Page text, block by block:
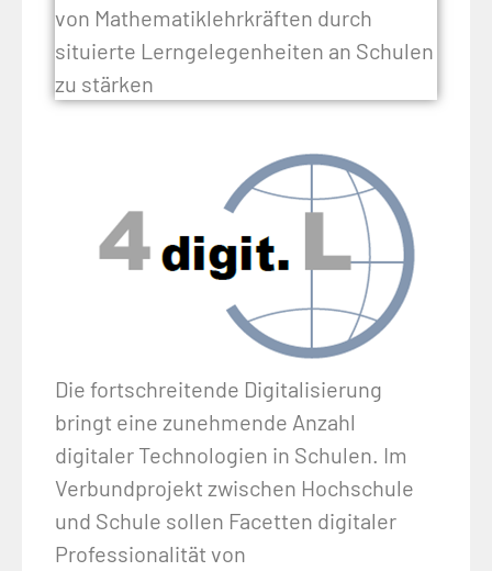
von Mathematiklehrkräften durch
situierte Lerngelegenheiten an Schulen
zu stärken
Die fortschreitende Digitalisierung
bringt eine zunehmende Anzahl
digitaler Technologien in Schulen. Im
Verbundprojekt zwischen Hochschule
und Schule sollen Facetten digitaler
Professionalität von